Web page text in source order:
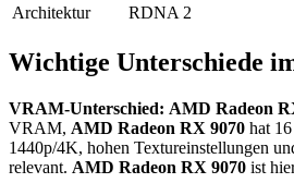
Architektur
RDNA 2
Wichtige Unterschiede
VRAM-Unterschied: AMD Radeon
VRAM, AMD Radeon RX 9070 hat
1440p/4K, hohen Textureinstellungen
relevant. AMD Radeon RX 9070 ist